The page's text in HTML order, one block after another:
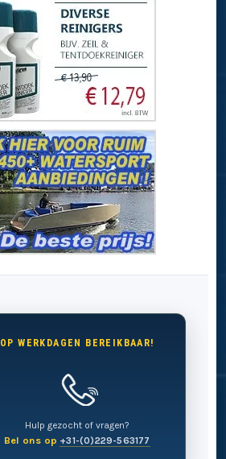
OP WERKDAGEN BEREIKBAAR!
Hulp gezocht of vragen?
Bel ons op +31-(0)229-563177